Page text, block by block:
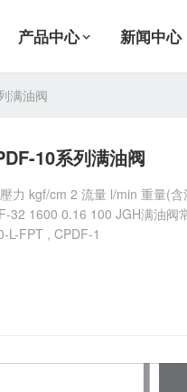
产品中心 新闻中心
满油阀
10系列满油阀
力 kgf/cm 2 流量 l/min 重量(
32 1600 0.16 100 JGH满油阀
L-FPT , CPDF-1